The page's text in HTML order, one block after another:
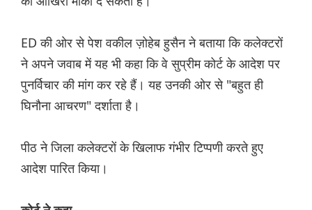
ED की ओर से पेश वकील ज़ोहेब हुसैन ने बताया कि कलेक्टरों
ने अपने जवाब में यह भी कहा कि वे सुप्रीम कोर्ट के आदेश पर
पुनर्विचार की मांग कर रहे हैं। यह उनकी ओर से "बहुत ही
घिनौना आचरण" दर्शाता है।
पीठ ने जिला कलेक्टरों के खिलाफ गंभीर टिप्पणी करते हुए
आदेश पारित किया।